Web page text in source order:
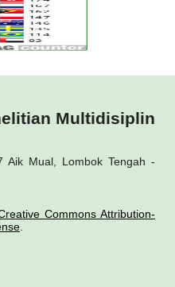
Multidisiplin
Aik Mual, Lombok Tengah -
Commons Attribution-